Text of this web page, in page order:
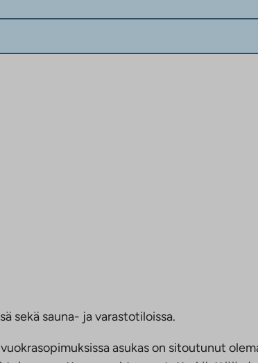
sekä sauna- ja varastotiloissa.
asukas on sitoutunut